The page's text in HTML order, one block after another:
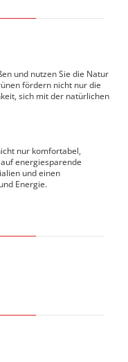
und nutzen Sie die Natur
fördern nicht nur die
sich mit der natürlichen
nur komfortabel,
energiesparende
und einen
Energie.